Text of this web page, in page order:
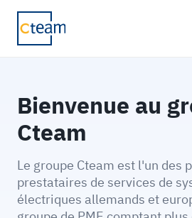
Groupe Cteam
Durabilité et SGI
Offres d’emploi
GROUPE CTEAM
Bienvenue au
Cteam
Le groupe Cteam est l'un des
prestataires de services de
électriques allemands et